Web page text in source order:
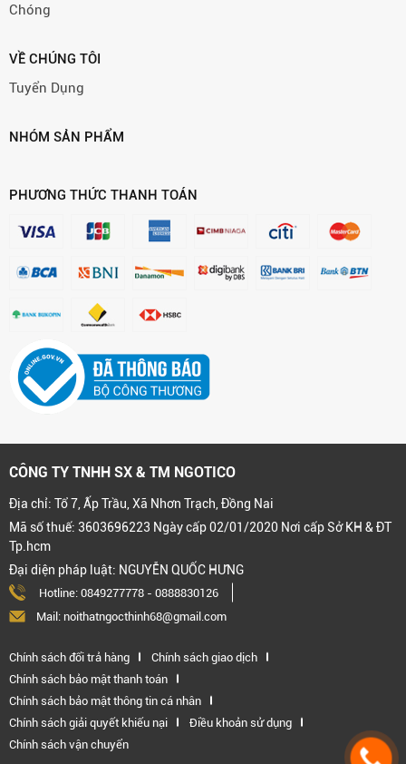
Chóng
VỀ CHÚNG TÔI
Tuyển Dụng
NHÓM SẢN PHẨM
PHƯƠNG THỨC THANH TOÁN
CÔNG TY TNHH SX & TM NGOTICO
Địa chỉ: Tổ 7, Ấp Trầu, Xã Nhơn Trạch, Đồng Nai
Mã số thuế: 3603696223 Ngày cấp 02/01/2020 Nơi cấp Sở KH & ĐT
Tp.hcm
Đại diện pháp luật: NGUYỄN QUỐC HƯNG
Hotline: 0849277778 - 0888830126
Mail: noithatngocthinh68@gmail.com
Chính sách đổi trả hàng
Chính sách giao dịch
Chính sách bảo mật thanh toán
Chính sách bảo mật thông tin cá nhân
Chính sách giải quyết khiếu nại
Điều khoản sử dụng
Chính sách vận chuyển